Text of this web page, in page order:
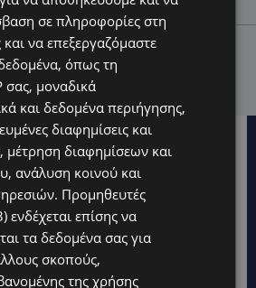
να καινοτομεί με το Arla
σε πληροφορίες στη
να επεξεργαζόμαστε
όπως τη
σας, μοναδικά
και δεδομένα περιήγησης,
διαφημίσεις και
μέτρηση διαφημίσεων και
ανάλυση κοινού και
Προμηθευτές
ενδέχεται επίσης να
τα δεδομένα σας για
σκοπούς,
της χρήσης